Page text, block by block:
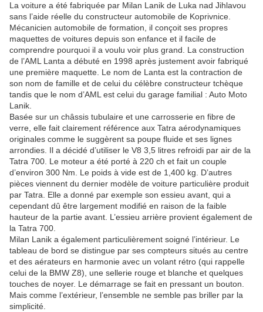
La voiture a été fabriquée par Milan Lanik de Luka nad Jihlavou
sans l’aide réelle du constructeur automobile de Koprivnice.
Mécanicien automobile de formation, il conçoit ses propres
maquettes de voitures depuis son enfance et il facile de
comprendre pourquoi il a voulu voir plus grand. La construction
de l’AML Lanta a débuté en 1998 après justement avoir fabriqué
une première maquette. Le nom de Lanta est la contraction de
son nom de famille et de celui du célèbre constructeur tchèque
tandis que le nom d’AML est celui du garage familial : Auto Moto
Lanik.
Basée sur un châssis tubulaire et une carrosserie en fibre de
verre, elle fait clairement référence aux Tatra aérodynamiques
originales comme le suggèrent sa poupe fluide et ses lignes
arrondies. Il a décidé d’utiliser le V8 3,5 litres refroidi par air de la
Tatra 700. Le moteur a été porté à 220 ch et fait un couple
d’environ 300 Nm. Le poids à vide est de 1,400 kg. D’autres
pièces viennent du dernier modèle de voiture particulière produit
par Tatra. Elle a donné par exemple son essieu avant, qui a
cependant dû être largement modifié en raison de la faible
hauteur de la partie avant. L’essieu arrière provient également de
la Tatra 700.
Milan Lanik a également particulièrement soigné l’intérieur. Le
tableau de bord se distingue par ses compteurs situés au centre
et des aérateurs en harmonie avec un volant rétro (qui rappelle
celui de la BMW Z8), une sellerie rouge et blanche et quelques
touches de noyer. Le démarrage se fait en pressant un bouton.
Mais comme l’extérieur, l’ensemble ne semble pas briller par la
simplicité.